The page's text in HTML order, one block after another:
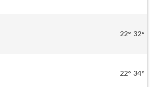
22° 32°
22° 34°